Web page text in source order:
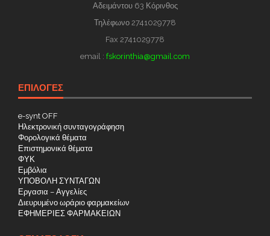
Αδειμάντου 63 Κόρινθος
Τηλέφωνο 2741029778
Fax 2741029778
email : fskorinthia@gmail.com
ΕΠΙΛΟΓΕΣ
e-synt OFF
Ηλεκτρονική συνταγογράφηση
Φορολογικά θέματα
Επιστημονικά θέματα
ΦΥΚ
Εμβόλια
ΥΠΟΒΟΛΗ ΣΥΝΤΑΓΩΝ
Εργασια – Αγγελίες
Διευρυμένο ωράριο φαρμακείων
ΕΦΗΜΕΡΙΕΣ ΦΑΡΜΑΚΕΙΩΝ